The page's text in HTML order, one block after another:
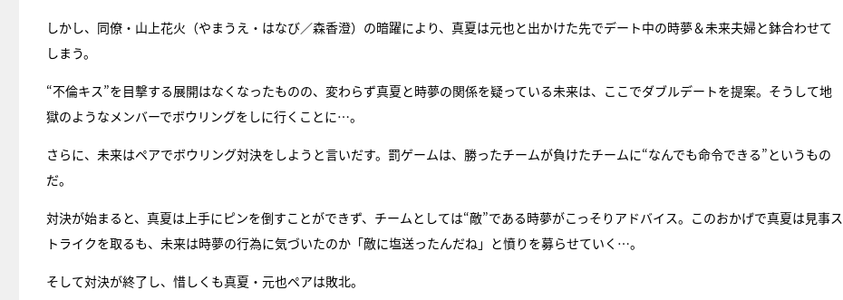
しかし、同僚・山上花火（やまうえ・はなび／森香澄）の暗躍により、真夏は元也と出かけた先でデート中の時夢＆未来夫婦と鉢合わせて
しまう。
“不倫キス”を目撃する展開はなくなったものの、変わらず真夏と時夢の関係を疑っている未来は、ここでダブルデートを提案。そうして地
獄のようなメンバーでボウリングをしに行くことに…。
さらに、未来はペアでボウリング対決をしようと言いだす。罰ゲームは、勝ったチームが負けたチームに“なんでも命令できる”というもの
だ。
対決が始まると、真夏は上手にピンを倒すことができず、チームとしては“敵”である時夢がこっそりアドバイス。このおかげで真夏は見事ス
トライクを取るも、未来は時夢の行為に気づいたのか「敵に塩送ったんだね」と憤りを募らせていく…。
そして対決が終了し、惜しくも真夏・元也ペアは敗北。